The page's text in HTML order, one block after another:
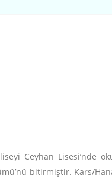
Ceyhan Lisesi’nde
bitirmiştir. Kars/